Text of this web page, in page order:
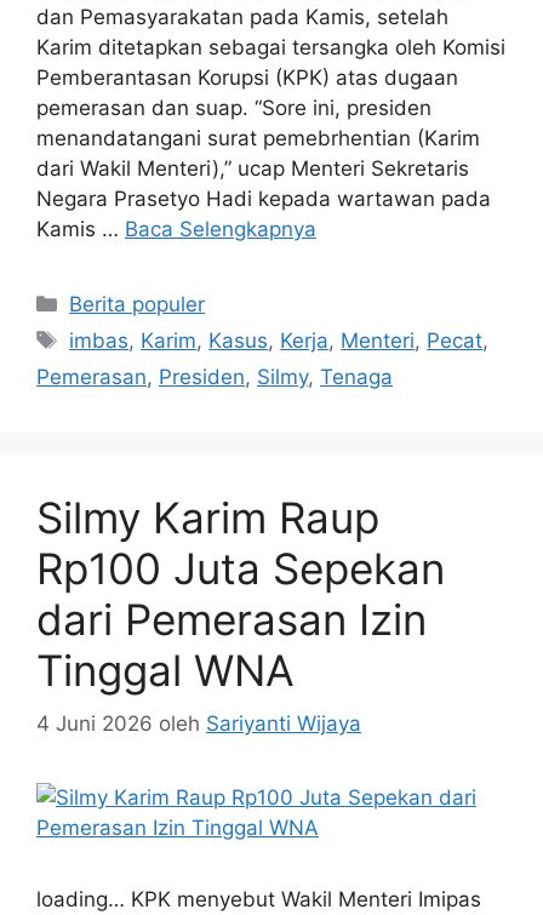
dan Pemasyarakatan pada Kamis, setelah
Karim ditetapkan sebagai tersangka oleh Komisi
Pemberantasan Korupsi (KPK) atas dugaan
pemerasan dan suap. “Sore ini, presiden
menandatangani surat pemebrhentian (Karim
dari Wakil Menteri),” ucap Menteri Sekretaris
Negara Prasetyo Hadi kepada wartawan pada
Kamis … Baca Selengkapnya
Kategori
Berita populer
Tag
imbas, Karim, Kasus, Kerja, Menteri, Pecat,
Pemerasan, Presiden, Silmy, Tenaga
Silmy Karim Raup
Rp100 Juta Sepekan
dari Pemerasan Izin
Tinggal WNA
4 Juni 2026 oleh Sariyanti Wijaya
loading… KPK menyebut Wakil Menteri Imipas